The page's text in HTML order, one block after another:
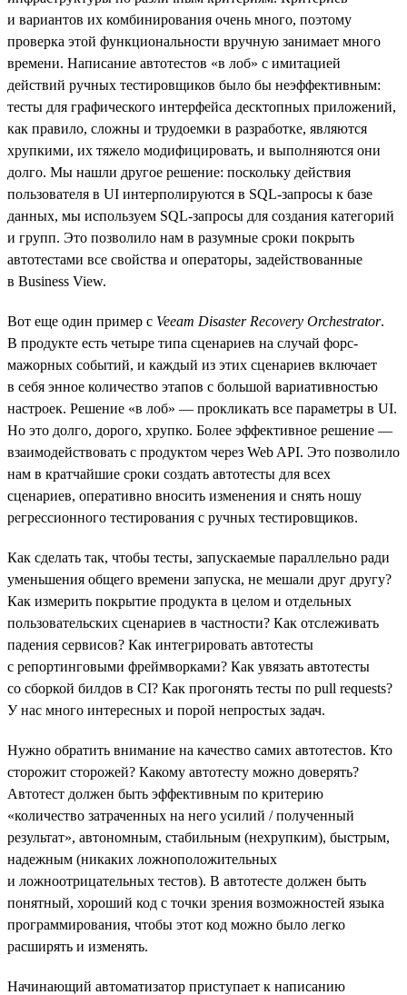
и вариантов их комбинирования очень много, поэтому
проверка этой функциональности вручную занимает много
времени. Написание автотестов «в лоб» с имитацией
действий ручных тестировщиков было бы неэффективным:
тесты для графического интерфейса десктопных приложений,
как правило, сложны и трудоемки в разработке, являются
хрупкими, их тяжело модифицировать, и выполняются они
долго. Мы нашли другое решение: поскольку действия
пользователя в UI интерполируются в SQL-запросы к базе
данных, мы используем SQL-запросы для создания категорий
и групп. Это позволило нам в разумные сроки покрыть
автотестами все свойства и операторы, задействованные
в Business View.
Вот еще один пример с Veeam Disaster Recovery Orchestrator.
В продукте есть четыре типа сценариев на случай форс-
мажорных событий, и каждый из этих сценариев включает
в себя энное количество этапов c большой вариативностью
настроек. Решение «в лоб» — прокликать все параметры в UI.
Но это долго, дорого, хрупко. Более эффективное решение —
взаимодействовать с продуктом через Web API. Это позволило
нам в кратчайшие сроки создать автотесты для всех
сценариев, оперативно вносить изменения и снять ношу
регрессионного тестирования с ручных тестировщиков.
Как сделать так, чтобы тесты, запускаемые параллельно ради
уменьшения общего времени запуска, не мешали друг другу?
Как измерить покрытие продукта в целом и отдельных
пользовательских сценариев в частности? Как отслеживать
падения сервисов? Как интегрировать автотесты
с репортинговыми фреймворками? Как увязать автотесты
со сборкой билдов в CI? Как прогонять тесты по pull requests?
У нас много интересных и порой непростых задач.
Нужно обратить внимание на качество самих автотестов. Кто
сторожит сторожей? Какому автотесту можно доверять?
Автотест должен быть эффективным по критерию
«количество затраченных на него усилий / полученный
результат», автономным, стабильным (нехрупким), быстрым,
надежным (никаких ложноположительных
и ложноотрицательных тестов). В автотесте должен быть
понятный, хороший код с точки зрения возможностей языка
программирования, чтобы этот код можно было легко
расширять и изменять.
Начинающий автоматизатор приступает к написанию